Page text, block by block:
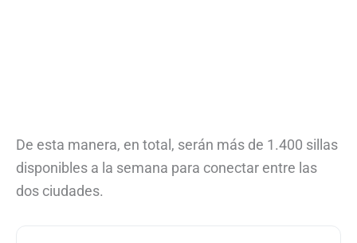
De esta manera, en total, serán más de 1.400 sillas
disponibles a la semana para conectar entre las
dos ciudades.